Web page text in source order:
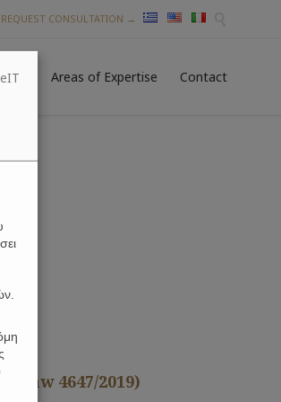
REQUEST CONSULTATION →
Areas of Expertise Contact
4647/2019)